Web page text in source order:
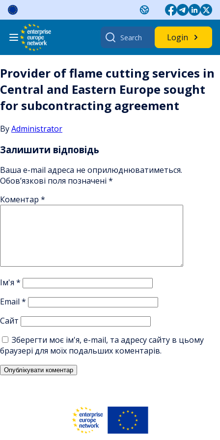
Skip
content
Search
for:
Login
Provider of flame cutting services in
Central and Eastern Europe sought
for subcontracting agreement
ByAdministrator
Залишити відповідь
Ваша e-mail адреса не оприлюднюватиметься.
Обов’язкові поля позначені *
Коментар *
Ім'я *
Email *
Сайт
Зберегти моє ім'я, e-mail, та адресу сайту в цьому
браузері для моїх подальших коментарів.